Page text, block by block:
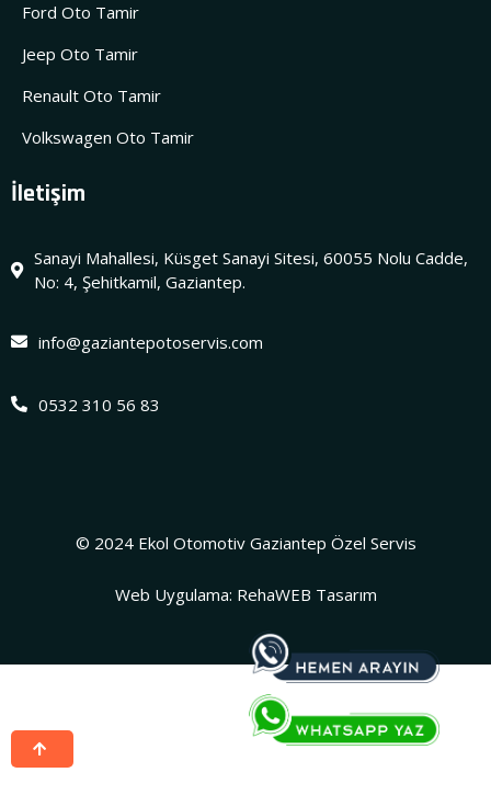
Ford Oto Tamir
Jeep Oto Tamir
Renault Oto Tamir
Volkswagen Oto Tamir
İletişim
Sanayi Mahallesi, Küsget Sanayi Sitesi, 60055 Nolu Cadde,
No: 4, Şehitkamil, Gaziantep.
info@gaziantepotoservis.com
0532 310 56 83
© 2024 Ekol Otomotiv Gaziantep Özel Servis
Web Uygulama: RehaWEB Tasarım